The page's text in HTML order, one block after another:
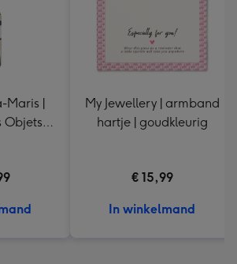
Maris |
Objets
My Jewellery | armband
hartje | goudkleurig
€ 15,99
In winkelmand